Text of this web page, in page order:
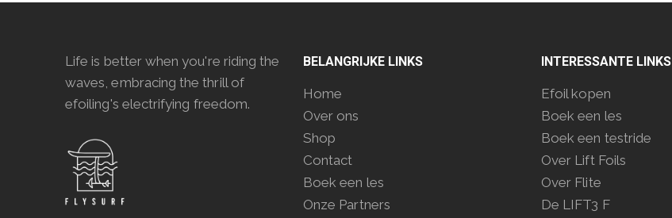
Life is better when you're riding the
waves, embracing the thrill of
efoiling's electrifying freedom.
BELANGRIJKE LINKS
Home
Over ons
Shop
Contact
Boek een les
Onze Partners
INTERESSANTE LINKS
Efoil kopen
Boek een les
Boek een testride
Over Lift Foils
Over Flite
De LIFT3 F